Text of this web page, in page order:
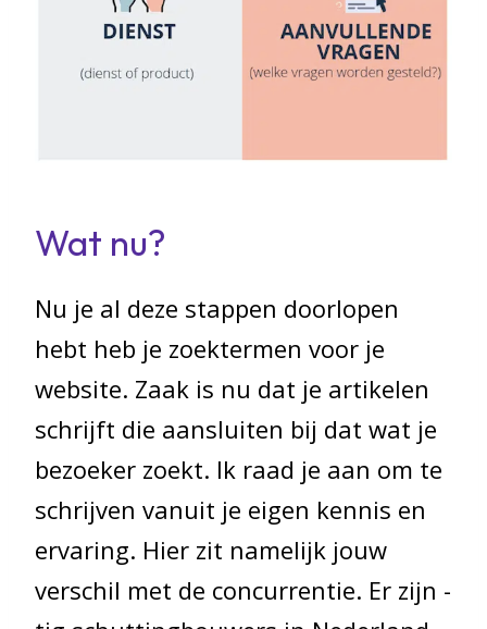
Wat nu?
Nu je al deze stappen doorlopen
hebt heb je zoektermen voor je
website. Zaak is nu dat je artikelen
schrijft die aansluiten bij dat wat je
bezoeker zoekt. Ik raad je aan om te
schrijven vanuit je eigen kennis en
ervaring. Hier zit namelijk jouw
verschil met de concurrentie. Er zijn -